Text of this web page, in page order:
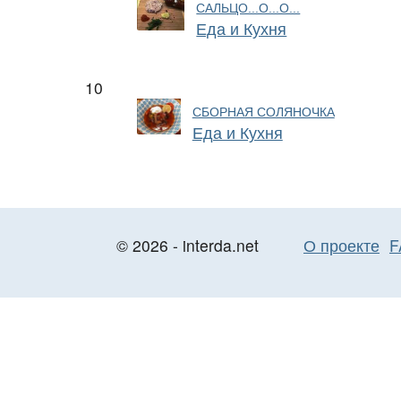
САЛЬЦО...О...О...
Еда и Кухня
10
СБОРНАЯ СОЛЯНОЧКА
Еда и Кухня
© 2026 - interda.net О проекте